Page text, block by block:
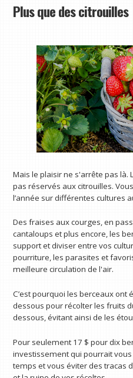
Plus que des citrouilles
Mais le plaisir ne s'arrête pas là.
pas réservés aux citrouilles.
l’année sur différentes cultures
Des fraises aux courges, en
cantaloups et plus encore, les
support et diviser entre vos
pourriture, les parasites et
meilleure circulation de l'air.
C’est pourquoi les berceaux ont
dessous pour récolter les fruits
dessous, évitant ainsi de les
Pour seulement 17 $ pour dix
investissement qui pourrait
temps et vous éviter des tracas